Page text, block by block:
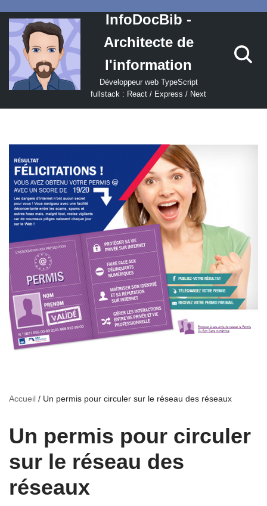
Aller
au
contenu
InfoDocBib -
Architecte de
l'information
Développeur web TypeScript
fullstack : React / Express / Next
Accueil / Un permis pour circuler sur le réseau des réseaux
Un permis pour circuler
sur le réseau des
réseaux